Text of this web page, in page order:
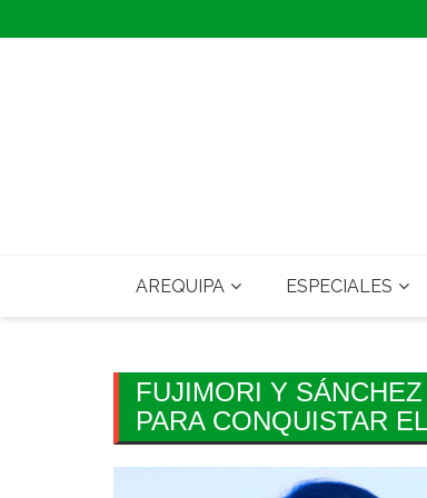
to
AREQUIPA ESPECIALES
FUJIMORI Y
PARA CONQUISTAR